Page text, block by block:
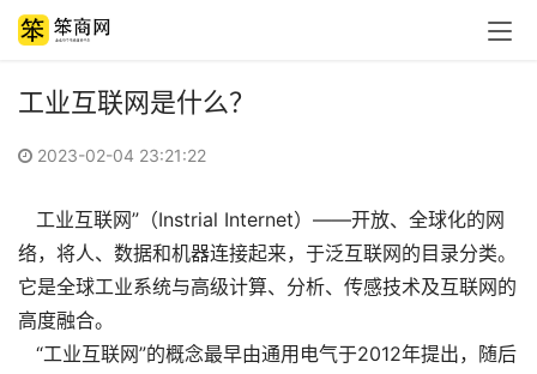
工业互联网是什么？
2023-02-04 23:21:22
工业互联网”（Instrial Internet）——开放、全球化的网
络，将人、数据和机器连接起来，于泛互联网的目录分类。
它是全球工业系统与高级计算、分析、传感技术及互联网的
高度融合。
“工业互联网”的概念最早由通用电气于2012年提出，随后